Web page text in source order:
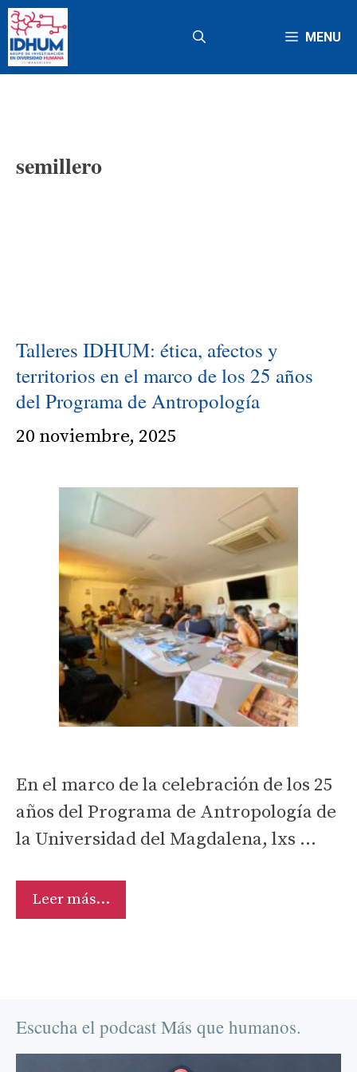
Saltar
al
contenido
MENU
semillero
Talleres IDHUM: ética, afectos y
territorios en el marco de los 25 años
del Programa de Antropología
20 noviembre, 2025
En el marco de la celebración de los 25
años del Programa de Antropología de
la Universidad del Magdalena, lxs …
Leer más…
IDHUM:
en
el
Escucha el podcast Más que humanos.